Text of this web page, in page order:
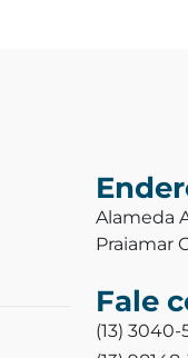
Alameda
Praiamar
Fale
(13) 3040-